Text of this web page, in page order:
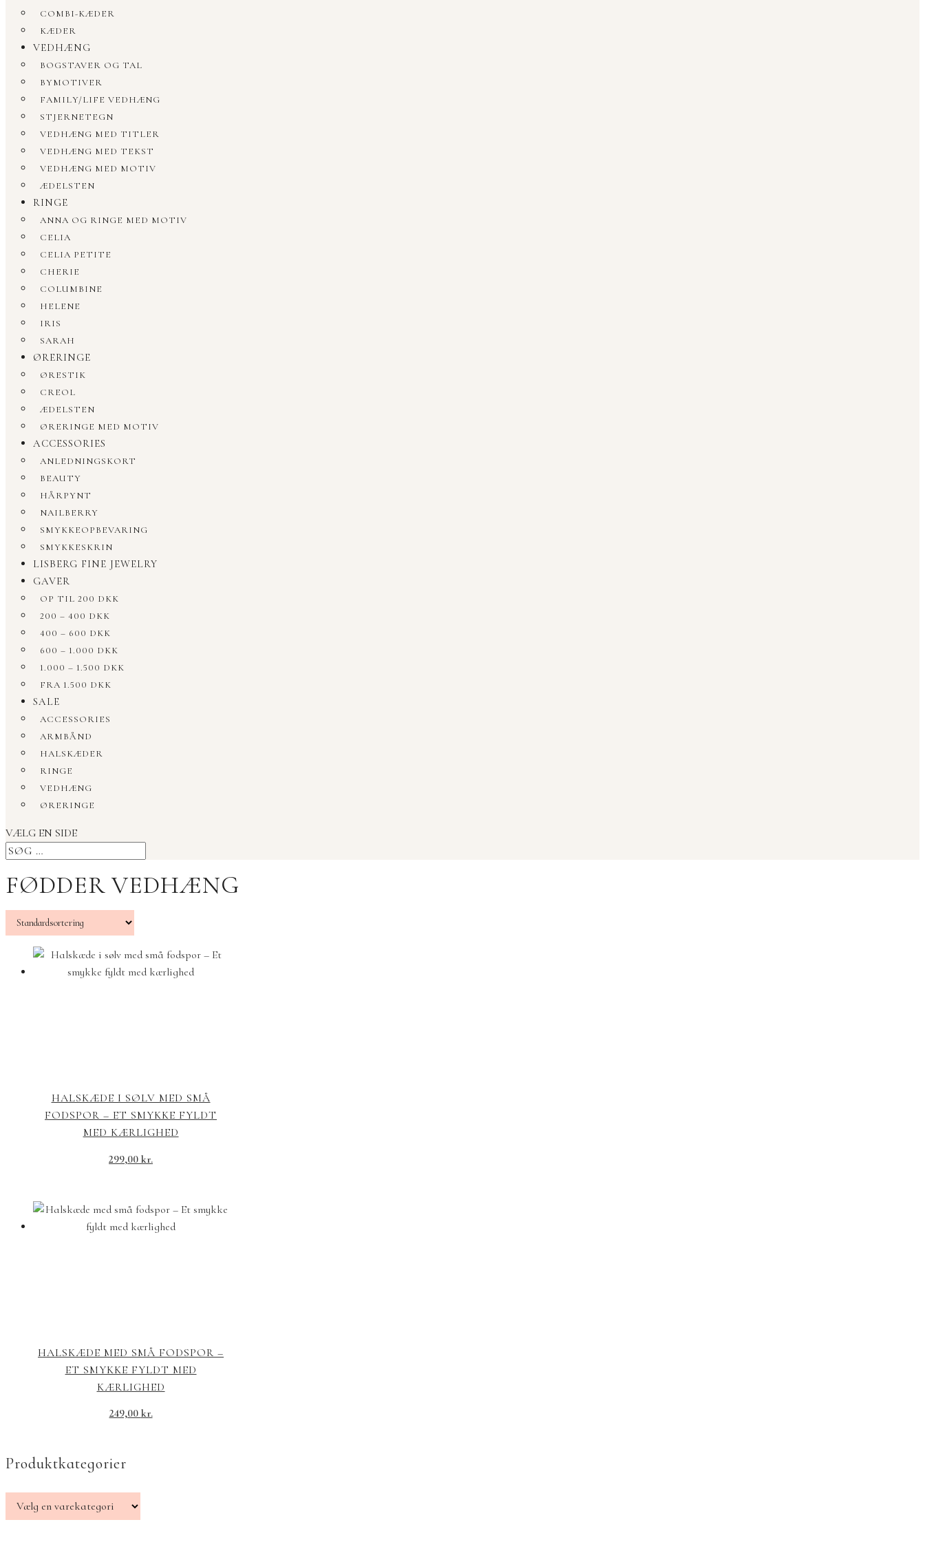
COMBI-KÆDER
KÆDER
VEDHÆNG
BOGSTAVER OG TAL
BYMOTIVER
FAMILY/LIFE VEDHÆNG
STJERNETEGN
VEDHÆNG MED TITLER
VEDHÆNG MED TEKST
VEDHÆNG MED MOTIV
ÆDELSTEN
RINGE
ANNA OG RINGE MED MOTIV
CELIA
CELIA PETITE
CHERIE
COLUMBINE
HELENE
IRIS
SARAH
ØRERINGE
ØRESTIK
CREOL
ÆDELSTEN
ØRERINGE MED MOTIV
ACCESSORIES
ANLEDNINGSKORT
BEAUTY
HÅRPYNT
NAILBERRY
SMYKKEOPBEVARING
SMYKKESKRIN
LISBERG FINE JEWELRY
GAVER
OP TIL 200 DKK
200 – 400 DKK
400 – 600 DKK
600 – 1.000 DKK
1.000 – 1.500 DKK
FRA 1.500 DKK
SALE
ACCESSORIES
ARMBÅND
HALSKÆDER
RINGE
VEDHÆNG
ØRERINGE
VÆLG EN SIDE
FØDDER VEDHÆNG
HALSKÆDE I SØLV MED SMÅ
FODSPOR – ET SMYKKE FYLDT
MED KÆRLIGHED
299,00 kr.
HALSKÆDE MED SMÅ FODSPOR –
ET SMYKKE FYLDT MED
KÆRLIGHED
249,00 kr.
Produktkategorier